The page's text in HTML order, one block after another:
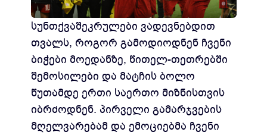
სუნთქვაშეკრულები ვადევნებდით
თვალს, როგორ გამოდიოდნენ ჩვენი
ბიჭები მოედანზე, წითელ-თეთრებში
შემოსილები და მატჩის ბოლო
წუთამდე ერთი საერთო მიზნისთვის
იბრძოდნენ. პირველი გამარჯვების
მღელვარებამ და ემოციებმა ჩვენი